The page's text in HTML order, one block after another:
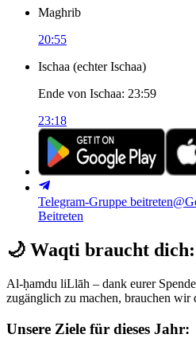
Maghrib
20:55
Ischaa (echter Ischaa)
Ende von Ischaa: 23:59
23:18
Telegram-Gruppe beitreten
Beitreten
🌙 Waqti braucht
Al-ḥamdu liLlāh – dank eurer
zugänglich zu machen, brauchen wir
Unsere Ziele für dieses Jahr: